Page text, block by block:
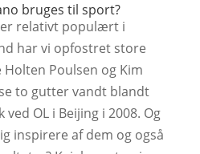
bruges til sport?
relativt populært i
har vi opfostret store
Poulsen og Kim
to gutter vandt blandt
OL i Beijing i 2008. Og
inspirere af dem og også